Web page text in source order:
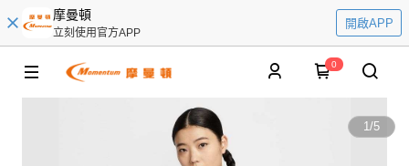
摩曼頓
立刻使用官方APP
開啟APP
0
1/5